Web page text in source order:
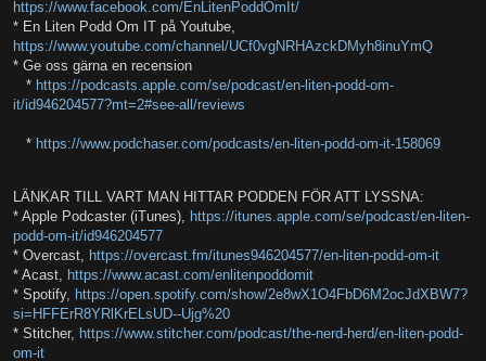
https://www.facebook.com/EnLitenPoddOmIt/
* En Liten Podd Om IT på Youtube,
https://www.youtube.com/channel/UCf0vgNRHAzckDMyh8inuYmQ
* Ge oss gärna en recension
* https://podcasts.apple.com/se/podcast/en-liten-podd-om-
it/id946204577?mt=2#see-all/reviews
* https://www.podchaser.com/podcasts/en-liten-podd-om-it-158069
LÄNKAR TILL VART MAN HITTAR PODDEN FÖR ATT LYSSNA:
* Apple Podcaster (iTunes), https://itunes.apple.com/se/podcast/en-liten-
podd-om-it/id946204577
* Overcast, https://overcast.fm/itunes946204577/en-liten-podd-om-it
* Acast, https://www.acast.com/enlitenpoddomit
* Spotify, https://open.spotify.com/show/2e8wX1O4FbD6M2ocJdXBW7?
si=HFFErR8YRlKrELsUD--Ujg%20
* Stitcher, https://www.stitcher.com/podcast/the-nerd-herd/en-liten-podd-
om-it